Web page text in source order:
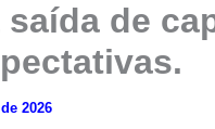
de
2026